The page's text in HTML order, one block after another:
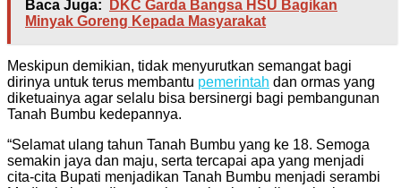
Baca Juga:
DKC Garda Bangsa HSU Bagikan
Minyak Goreng Kepada Masyarakat
Meskipun demikian, tidak menyurutkan semangat bagi
dirinya untuk terus membantu pemerintah dan ormas yang
diketuainya agar selalu bisa bersinergi bagi pembangunan
Tanah Bumbu kedepannya.
“Selamat ulang tahun Tanah Bumbu yang ke 18. Semoga
semakin jaya dan maju, serta tercapai apa yang menjadi
cita-cita Bupati menjadikan Tanah Bumbu menjadi serambi